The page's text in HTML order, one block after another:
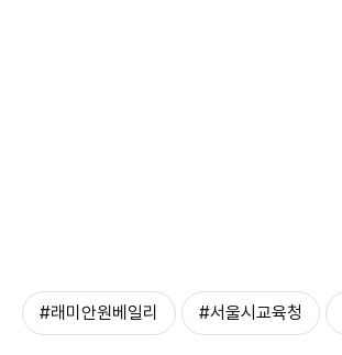
#래미안원베일리 #서울시교육청